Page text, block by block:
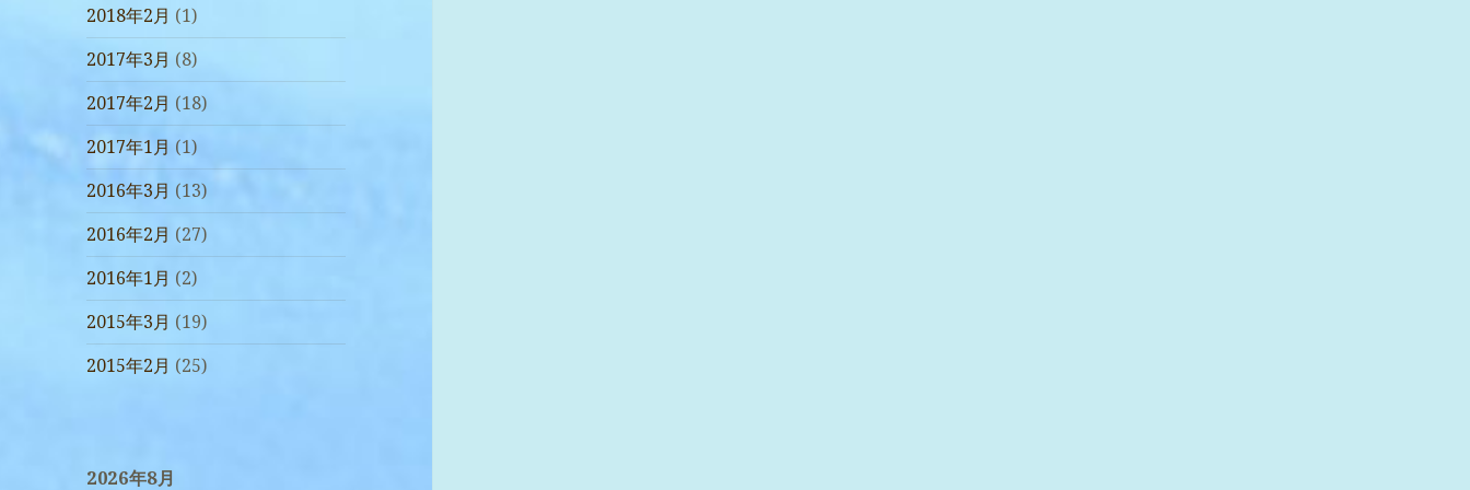
2018年2月 (1)
2017年3月 (8)
2017年2月 (18)
2017年1月 (1)
2016年3月 (13)
2016年2月 (27)
2016年1月 (2)
2015年3月 (19)
2015年2月 (25)
2026年8月